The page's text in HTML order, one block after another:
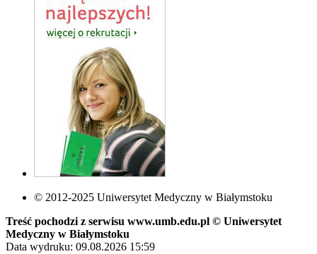
© 2012-2025 Uniwersytet Medyczny w Białymstoku
Treść pochodzi z serwisu www.umb.edu.pl © Uniwersytet
Medyczny w Białymstoku
Data wydruku: 09.08.2026 15:59